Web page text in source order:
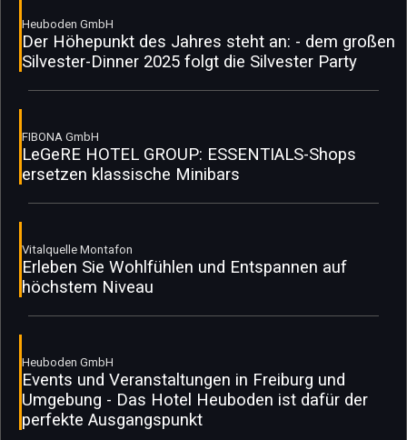
Heuboden GmbH
Der Höhepunkt des Jahres steht an: - dem großen
Silvester-Dinner 2025 folgt die Silvester Party
FIBONA GmbH
LeGeRE HOTEL GROUP: ESSENTIALS-Shops
ersetzen klassische Minibars
Vitalquelle Montafon
Erleben Sie Wohlfühlen und Entspannen auf
höchstem Niveau
Heuboden GmbH
Events und Veranstaltungen in Freiburg und
Umgebung - Das Hotel Heuboden ist dafür der
perfekte Ausgangspunkt